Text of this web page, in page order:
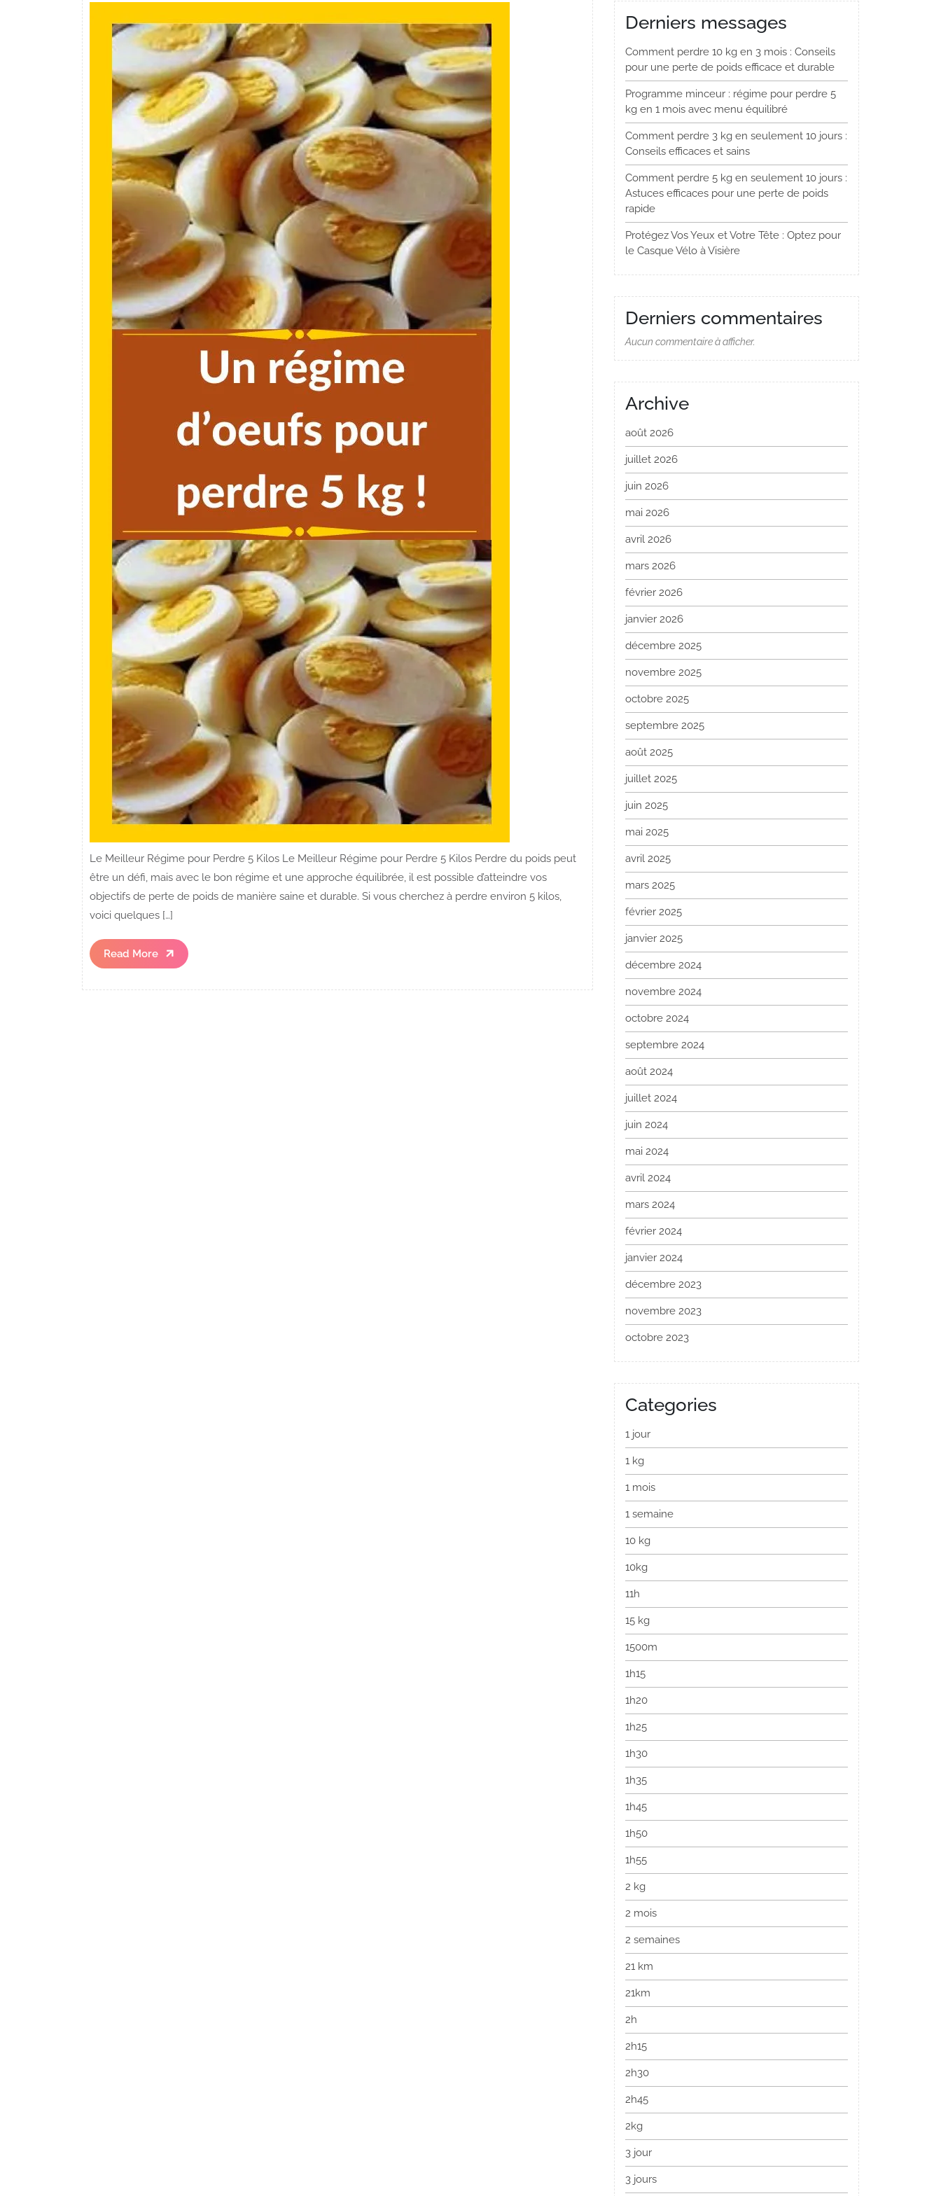
Le Meilleur Régime pour Perdre 5 Kilos Le Meilleur Régime pour Perdre 5 Kilos Perdre du poids peut
être un défi, mais avec le bon régime et une approche équilibrée, il est possible d’atteindre vos
objectifs de perte de poids de manière saine et durable. Si vous cherchez à perdre environ 5 kilos,
voici quelques […]
Read More
Read
More
Derniers messages
Comment perdre 10 kg en 3 mois : Conseils
pour une perte de poids efficace et durable
Programme minceur : régime pour perdre 5
kg en 1 mois avec menu équilibré
Comment perdre 3 kg en seulement 10 jours :
Conseils efficaces et sains
Comment perdre 5 kg en seulement 10 jours :
Astuces efficaces pour une perte de poids
rapide
Protégez Vos Yeux et Votre Tête : Optez pour
le Casque Vélo à Visière
Derniers commentaires
Aucun commentaire à afficher.
Archive
août 2026
juillet 2026
juin 2026
mai 2026
avril 2026
mars 2026
février 2026
janvier 2026
décembre 2025
novembre 2025
octobre 2025
septembre 2025
août 2025
juillet 2025
juin 2025
mai 2025
avril 2025
mars 2025
février 2025
janvier 2025
décembre 2024
novembre 2024
octobre 2024
septembre 2024
août 2024
juillet 2024
juin 2024
mai 2024
avril 2024
mars 2024
février 2024
janvier 2024
décembre 2023
novembre 2023
octobre 2023
Categories
1 jour
1 kg
1 mois
1 semaine
10 kg
10kg
11h
15 kg
1500m
1h15
1h20
1h25
1h30
1h35
1h45
1h50
1h55
2 kg
2 mois
2 semaines
21 km
21km
2h
2h15
2h30
2h45
2kg
3 jour
3 jours